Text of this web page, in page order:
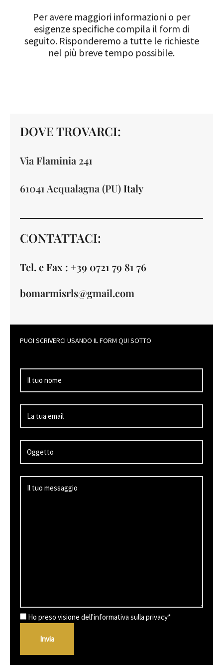
Per avere maggiori informazioni o per
esigenze specifiche compila il form di
seguito. Risponderemo a tutte le richieste
nel più breve tempo possibile.
DOVE TROVARCI:
Via Flaminia 241
61041 Acqualagna (PU) Italy
CONTATTACI:
Tel. e Fax : +39 0721 79 81 76
bomarmisrls@gmail.com
PUOI SCRIVERCI USANDO IL FORM QUI SOTTO
Ho preso visione dell'informativa sulla privacy*